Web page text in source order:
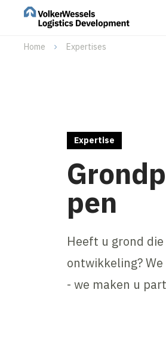
Home Expertises
Expertise
pen
Heeft u grond
ontwikkeling?
- we maken u